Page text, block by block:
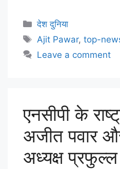
देश दुनिया
Ajit Pawar,top-
Leave a comment
एनसीपी के
अजीत पवार
अध्यक्ष